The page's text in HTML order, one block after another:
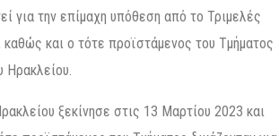
για την επίμαχη υπόθεση από το Τριμελές
και ο τότε προϊστάμενος του Τμήματος
Ηρακλείου.
ξεκίνησε στις 13 Μαρτίου 2023 και